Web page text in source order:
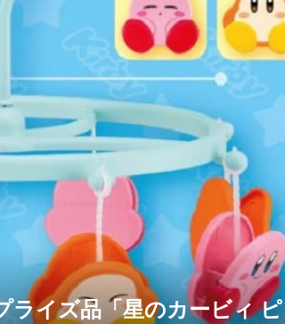
ライズ品「星のカービィ